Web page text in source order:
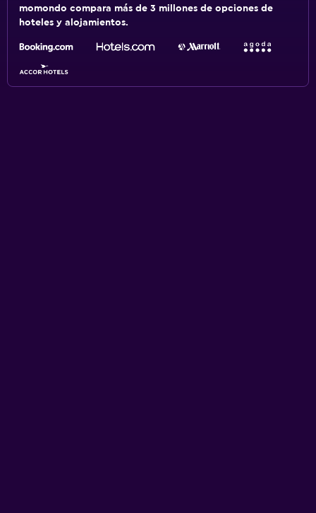
momondo compara más de 3 millones de opciones de
hoteles y alojamientos.